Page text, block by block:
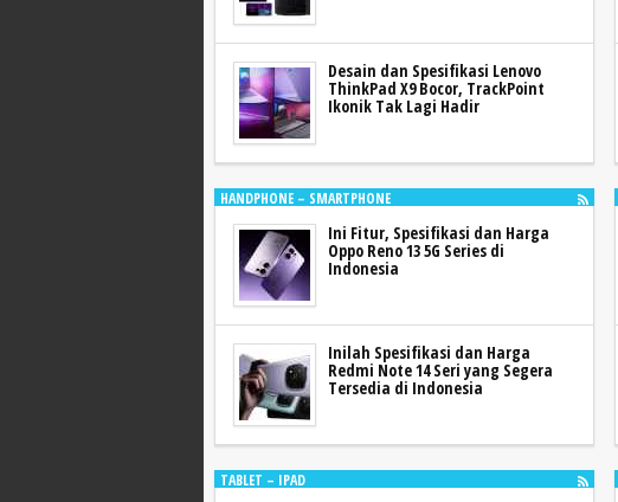
Desain dan Spesifikasi Lenovo
ThinkPad X9 Bocor, TrackPoint
Ikonik Tak Lagi Hadir
HANDPHONE – SMARTPHONE
Ini Fitur, Spesifikasi dan Harga
Oppo Reno 13 5G Series di
Indonesia
Inilah Spesifikasi dan Harga
Redmi Note 14 Seri yang Segera
Tersedia di Indonesia
TABLET – IPAD